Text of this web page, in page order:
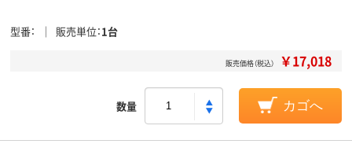
型番 販売単位 1台
販売価格（税込） ￥17,018
数量 カゴへ